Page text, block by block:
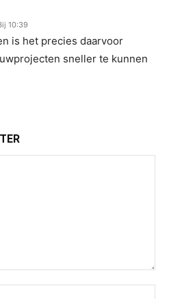
10:39
is het precies daarvoor
sneller te kunnen